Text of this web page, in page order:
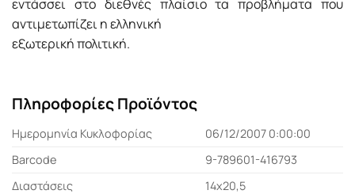
εντάσσει στο διεθνές πλαίσιο τα προβλήματα που
αντιμετωπίζει η ελληνική
εξωτερική πολιτική.
Πληροφορίες Προϊόντος
Ημερομηνία Κυκλοφορίας
06/12/2007 0:00:00
Barcode
9-789601-416793
Διαστάσεις
14x20,5